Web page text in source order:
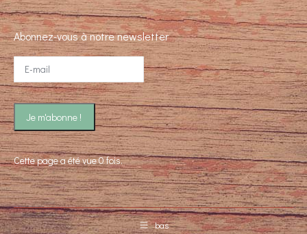
Abonnez-vous à notre newsletter
Cette page a été vue 0 fois.
bas